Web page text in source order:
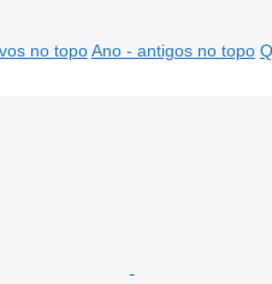
no topo Ano - antigos no topo